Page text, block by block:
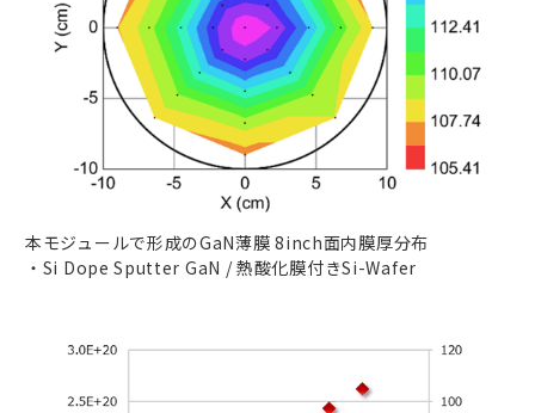
本モジュールで形成のGaN薄膜 8inch面内膜厚分布
・Si Dope Sputter GaN / 熱酸化膜付きSi-Wafer